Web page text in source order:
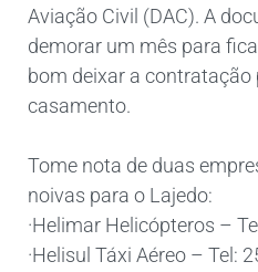
Aviação Civil (DAC). A
demorar um mês para
bom deixar a contratação
casamento.
Tome nota de duas
noivas para o Lajedo:
·Helimar Helicópteros –
·Helisul Táxi Aéreo – Tel: